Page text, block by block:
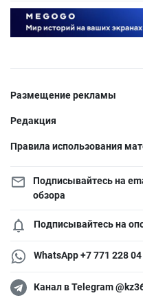
Размещение рекламы
Редакция
Правила использования
Подписывайтесь на
обзора
Подписывайтесь на
WhatsApp +7 771 228 04
Канал в Telegram